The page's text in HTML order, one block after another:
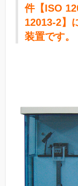
件【ISO
12013-2】
装置です。